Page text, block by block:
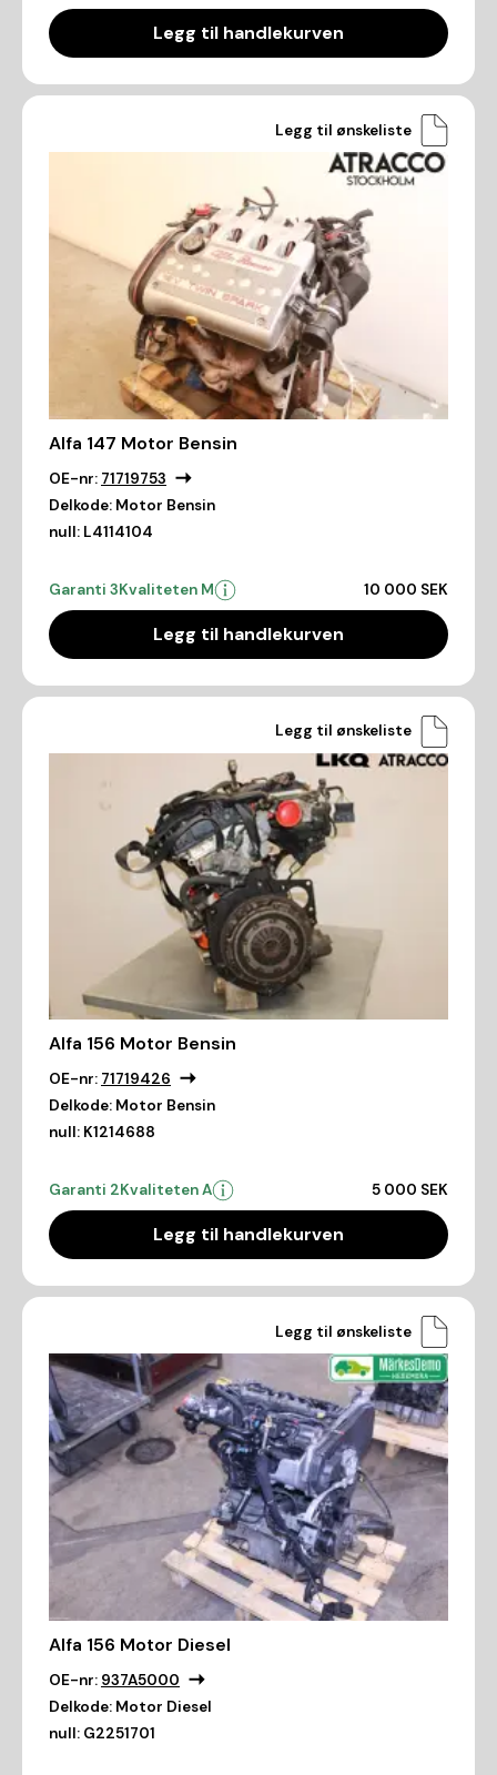
Legg til handlekurven
Legg til ønskeliste
Alfa 147 Motor Bensin
OE-nr: 71719753
Delkode: Motor Bensin
null: L4114104
Garanti 3Kvaliteten M 10 000 SEK
Legg til handlekurven
Legg til ønskeliste
Alfa 156 Motor Bensin
OE-nr: 71719426
Delkode: Motor Bensin
null: K1214688
Garanti 2Kvaliteten A 5 000 SEK
Legg til handlekurven
Legg til ønskeliste
Alfa 156 Motor Diesel
OE-nr: 937A5000
Delkode: Motor Diesel
null: G2251701